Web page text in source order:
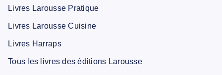
Livres Larousse Pratique
Livres Larousse Cuisine
Livres Harraps
Tous les livres des éditions Larousse